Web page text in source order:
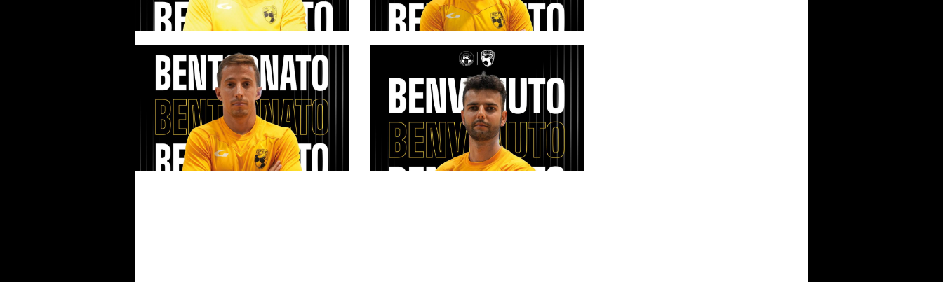
#futsalmercato, colpo grosso Top
Five: annunciato il ritorno di
Daniele Cerbone
#futsalmercato, rinforzo Top Five:
Luca Astegiano entra nel main
roster